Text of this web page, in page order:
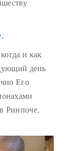
и как
день
Его
Ринпоче.